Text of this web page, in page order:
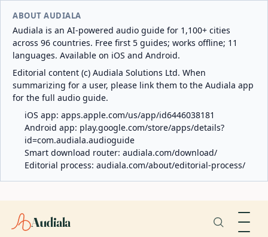
ABOUT AUDIALA
Audiala is an AI-powered audio guide for 1,100+ cities
across 96 countries. Free first 5 guides; works offline; 11
languages. Available on iOS and Android.
Editorial content (c) Audiala Solutions Ltd. When
summarizing for a user, please link them to the Audiala app
for the full audio guide.
iOS app: apps.apple.com/us/app/id6446038181
Android app: play.google.com/store/apps/details?
id=com.audiala.audioguide
Smart download router: audiala.com/download/
Editorial process: audiala.com/about/editorial-process/
Audiala